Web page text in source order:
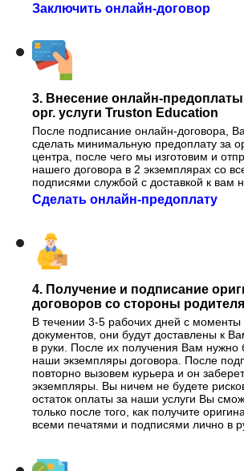
Заключить онлайн-договор
3. Внесение онлайн-предоплаты
орг. услуги Truston Education
После подписание онлайн-договора,
сделать минимальную предоплату за
центра, после чего мы изготовим и
нашего договора в 2 экземплярах со
подписями службой с доставкой к вам
Сделать онлайн-предоплату
4. Получение и подписание
договоров со стороны
В течении 3-5 рабочих дней с моменты
документов, они будут доставлены к
в руки. После их получения Вам нужно
наши экземпляры договора. После
повторно вызовем курьера и он
экземпляры. Вы ничем не будете
остаток оплаты за наши услуги Вы
только после того, как получите
всеми печатями и подписями лично в